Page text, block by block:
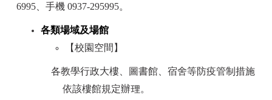
6995、手機 0937-295995。
各類場域及場館
【校園空間】
各教學行政大樓、圖書館、宿舍等防疫管制措施
依該樓館規定辦理。